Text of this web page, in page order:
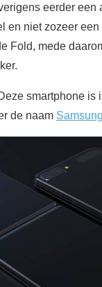
eerder een
en niet zozeer
Fold, mede
smartphone is
de naam